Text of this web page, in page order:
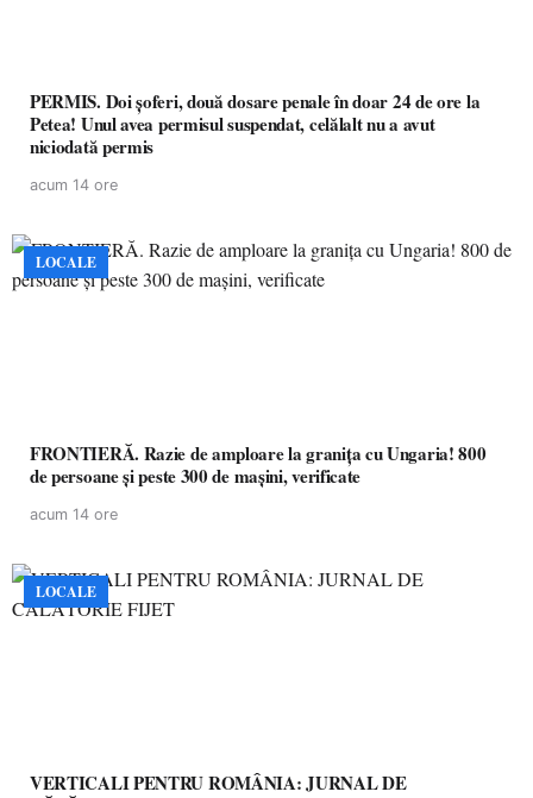
PERMIS. Doi șoferi, două dosare penale în doar 24 de ore la
Petea! Unul avea permisul suspendat, celălalt nu a avut
niciodată permis
acum 14 ore
LOCALE
FRONTIERĂ. Razie de amploare la granița cu Ungaria! 800
de persoane și peste 300 de mașini, verificate
acum 14 ore
LOCALE
VERTICALI PENTRU ROMÂNIA: JURNAL DE